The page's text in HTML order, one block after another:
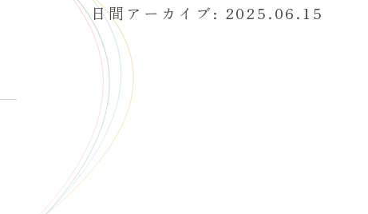
日間アーカイブ: 2025.06.15